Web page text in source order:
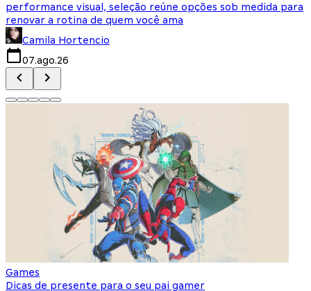
performance visual, seleção reúne opções sob medida para
renovar a rotina de quem você ama
Camila Hortencio
07.ago.26
Games
Dicas de presente para o seu pai gamer